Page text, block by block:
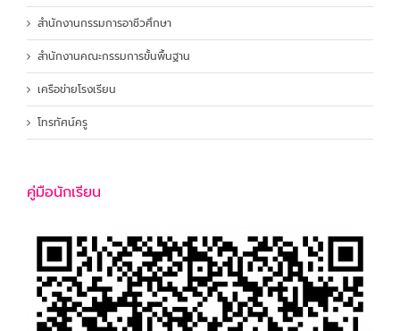
สำนักงานกรรมการอาชีวศึกษา
สำนักงานคณะกรรมการขั้นพื้นฐาน
เครือข่ายโรงเรียน
โทรทัศน์ครู
คู่มือนักเรียน